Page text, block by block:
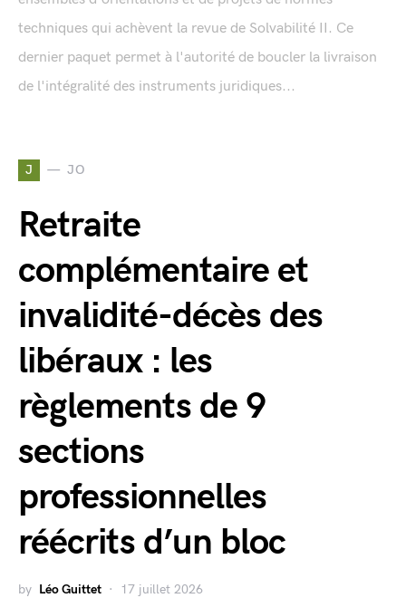
techniques qui achèvent la revue de Solvabilité II. Ce
dernier paquet permet à l'autorité de boucler la livraison
de l'intégralité des instruments juridiques...
J JO
Retraite
complémentaire et
invalidité-décès des
libéraux : les
règlements de 9
sections
professionnelles
réécrits d’un bloc
by Léo Guittet 17 juillet 2026